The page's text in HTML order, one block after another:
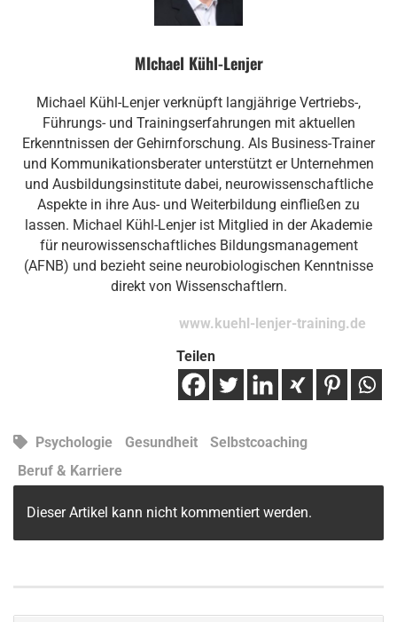
MIchael Kühl-Lenjer
Michael Kühl-Lenjer verknüpft langjährige Vertriebs-,
Führungs- und Trainingserfahrungen mit aktuellen
Erkenntnissen der Gehirnforschung. Als Business-Trainer
und Kommunikations­berater unterstützt er Unternehmen
und Ausbildungsinstitute dabei, neuro­wissen­schaftliche
Aspekte in ihre Aus- und Weiterbildung einfließen zu
lassen. Michael Kühl-Lenjer ist Mitglied in der Akademie
für neurowissenschaftliches Bildungsmanagement
(AFNB) und bezieht seine neurobiologischen Kenntnisse
direkt von Wissenschaftlern.
www.kuehl-lenjer-training.de
Teilen
Psychologie Gesundheit
Selbstcoaching
Beruf & Karriere
Dieser Artikel kann nicht kommentiert werden.